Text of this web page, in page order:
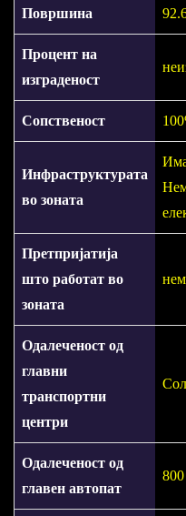
Површина
Процент на
изграденост
Сопственост
Инфраструктурата
во зоната
Претпријатија
што работат во
зоната
Одалеченост од
главни
транспортни
центри
Одалеченост од
главен автопат